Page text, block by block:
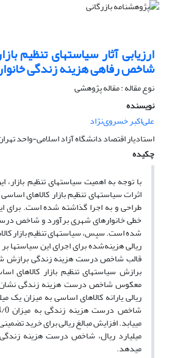
ارزیابی آثار سیاست‏های تنظیم
شاخص رفاهی هزینه زندگی
نوع مقاله : مقاله پژوهشی
نویسنده
علی‌اکبر خسروی‌نژاد
استادیار اقتصاد دانشگاه آزاد اسلامی-واحد
چکیده
با توجه به اهمیت سیاست‏های تنظیم بازار،
اثرات سیاست‏های تنظیم بازار کالاهای
طراحی و به اجرا گذاشته شده است. برای
خطی خانوارهای شهری برآورد و شاخص
شده است. سپس، سیاست‏های تنظیم بازار
ریالی هزینه‌شده برای اجرای این سیاست‏ها
قالب شاخص درست هزینه زندگی برازش
برازش سیاست‏های تنظیم بازار کالاهای
معکوس شاخص درست هزینه زندگی نشان
ریالی یارانه کالاهای اساسی به میزان یک
می‏یابد. افزایش مبالغ ریالی برای خرید
می‏دهد.